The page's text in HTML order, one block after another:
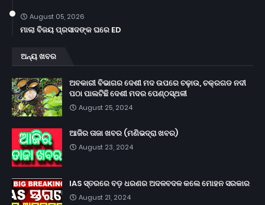
August 05, 2026
ମାଲା ବିଜୟ ପ୍ରସାଦଙ୍କ ଘରେ ED
ଅନ୍ୟ ଖବର
ଅବକାରୀ ବିଭାଗର ଦେଶୀ ମଦ ଉପରେ ଚଢ଼ାଉ, ଚକ୍ରଗଡ ନଦୀ
ପଠା ପାଲଟିଛି ଦେଶୀ ମଦର ପେଣ୍ଠସ୍ଥଳୀ
August 25, 2024
ଆଜିର ତାଜା ଖବର (ମଣିଭଦ୍ରା ଖବର)
August 23, 2024
IAS ସ୍ତରରେ ବଡ଼ ଧରଣର ଅଦଳବଦଳ କଲେ ମୋହନ ସରକାର
August 21, 2024